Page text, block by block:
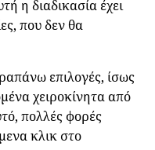
η διαδικασία έχει
που δεν θα
επιλογές, ίσως
χειροκίνητα από
πολλές φορές
κλικ στο